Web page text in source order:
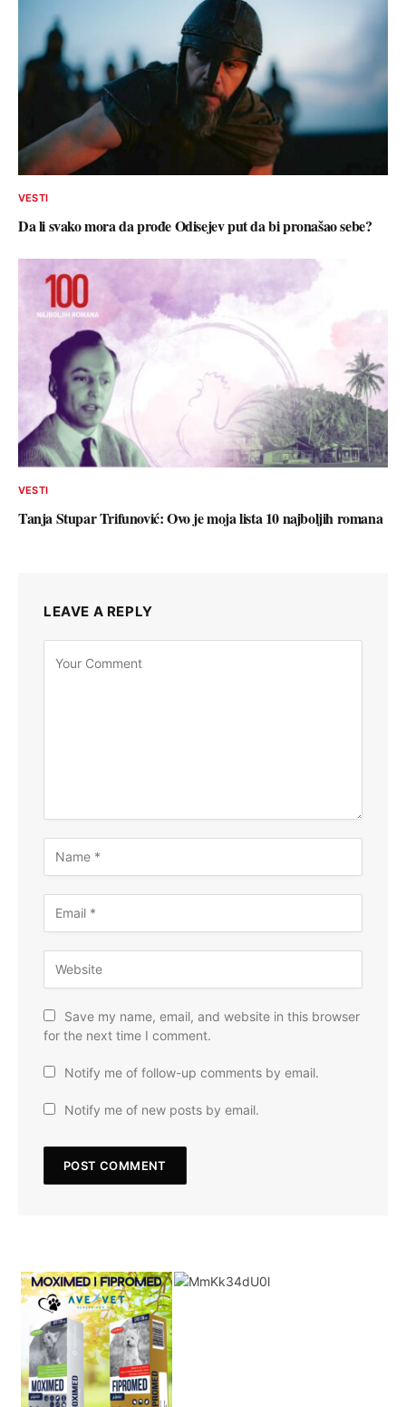
VESTI
Da li svako mora da prođe Odisejev put da bi pronašao sebe?
VESTI
Tanja Stupar Trifunović: Ovo je moja lista 10 najboljih romana
LEAVE A REPLY
Save my name, email, and website in this browser
for the next time I comment.
Notify me of follow-up comments by email.
Notify me of new posts by email.